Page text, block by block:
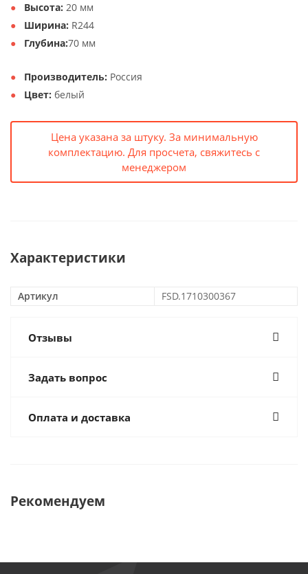
Высота: 20 мм
Ширина: R244
Глубина:70 мм
Производитель: Россия
Цвет: белый
Цена указана за штуку. За минимальную
комплектацию. Для просчета, свяжитесь с
менеджером
Характеристики
Артикул FSD.1710300367
Отзывы
Задать вопрос
Оплата и доставка
Рекомендуем